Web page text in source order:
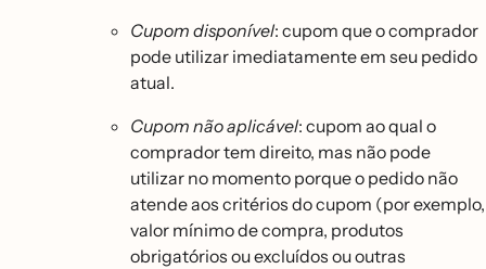
Cupom disponível: cupom que o comprador
pode utilizar imediatamente em seu pedido
atual.
Cupom não aplicável: cupom ao qual o
comprador tem direito, mas não pode
utilizar no momento porque o pedido não
atende aos critérios do cupom (por exemplo,
valor mínimo de compra, produtos
obrigatórios ou excluídos ou outras